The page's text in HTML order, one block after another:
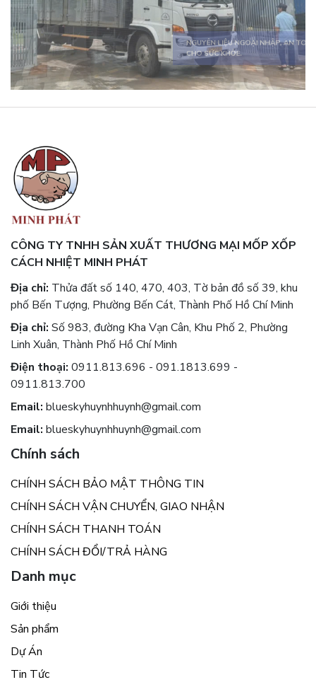
SẢN PHẨM ĐA DẠNG, ĐÁP ỨNG MỌI
NHU CẦU.
CÔNG TY TNHH SẢN XUẤT THƯƠNG MẠI MỐP XỐP
CÁCH NHIỆT MINH PHÁT
Địa chỉ: Thửa đất số 140, 470, 403, Tờ bản đồ số 39, khu
phố Bến Tượng, Phường Bến Cát, Thành Phố Hồ Chí Minh
Địa chỉ: Số 983, đường Kha Vạn Cân, Khu Phố 2, Phường
Linh Xuân, Thành Phố Hồ Chí Minh
Điện thoại: 0911.813.696 - 091.1813.699 -
0911.813.700
Email: blueskyhuynhhuynh@gmail.com
Email: blueskyhuynhhuynh@gmail.com
Chính sách
CHÍNH SÁCH BẢO MẬT THÔNG TIN
CHÍNH SÁCH VẬN CHUYỂN, GIAO NHẬN
CHÍNH SÁCH THANH TOÁN
CHÍNH SÁCH ĐỔI/TRẢ HÀNG
Danh mục
Giới thiệu
Sản phẩm
Dự Án
Tin Tức